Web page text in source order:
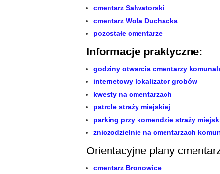
cmentarz Salwatorski
cmentarz Wola Duchacka
pozostałe cmentarze
Informacje praktyczne:
godziny otwarcia cmentarzy
internetowy lokalizator grobów
kwesty na cmentarzach
patrole straży miejskiej
parking przy komendzie straży
zniczodzielnie na cmentarzach
Orientacyjne plany
cmentarz Bronowice